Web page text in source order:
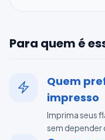
Para quem é
Quem
impresso
Imprima seus
sem